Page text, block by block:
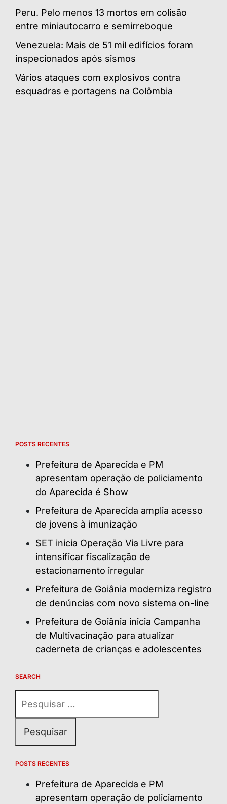
Peru. Pelo menos 13 mortos em colisão
entre miniautocarro e semirreboque
Venezuela: Mais de 51 mil edifícios foram
inspecionados após sismos
Vários ataques com explosivos contra
esquadras e portagens na Colômbia
POSTS RECENTES
Prefeitura de Aparecida e PM
apresentam operação de policiamento
do Aparecida é Show
Prefeitura de Aparecida amplia acesso
de jovens à imunização
SET inicia Operação Via Livre para
intensificar fiscalização de
estacionamento irregular
Prefeitura de Goiânia moderniza registro
de denúncias com novo sistema on-line
Prefeitura de Goiânia inicia Campanha
de Multivacinação para atualizar
caderneta de crianças e adolescentes
SEARCH
por:
POSTS RECENTES
Prefeitura de Aparecida e PM
apresentam operação de policiamento